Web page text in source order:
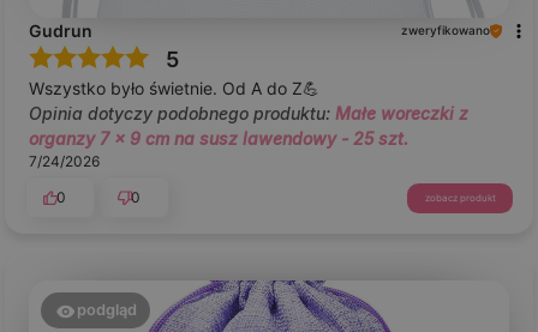
Gudrun zweryfikowano
5
Wszystko było świetnie. Od A do Z💪
Opinia dotyczy podobnego produktu: Małe woreczki z
organzy 7 x 9 cm na susz lawendowy - 25 szt.
7/24/2026
0
0 zobacz produkt
podgląd